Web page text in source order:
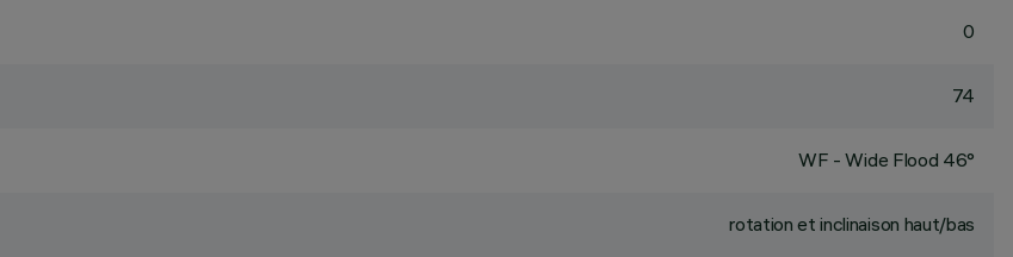
0
74
WF - Wide Flood 46°
rotation et inclinaison haut/bas